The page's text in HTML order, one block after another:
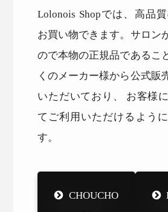
Lolonois Shopでは、高品
お買い物できます。サロン
ので本物の正規品であるこ
くのメーカー様から公式販
いただいており、 お客様
てご利用いただけるよう
す。
CHOUCHO